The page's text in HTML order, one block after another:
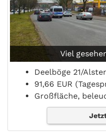
Viel
Deelböge 21/
91,66 EUR
Großfläche,